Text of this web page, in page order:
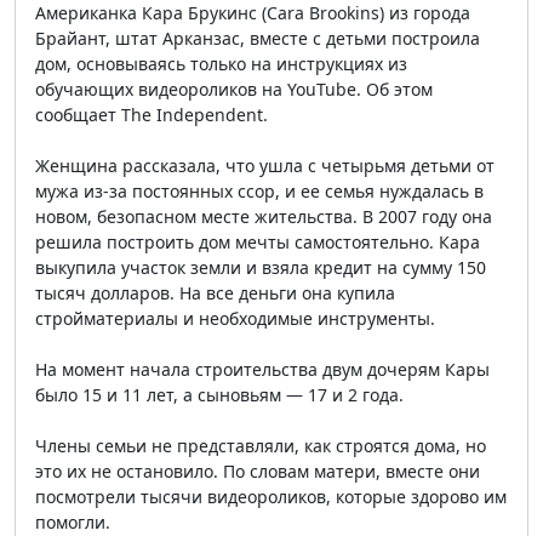
Американка Кара Брукинс (Cara Brookins) из города
Брайант, штат Арканзас, вместе с детьми построила
дом, основываясь только на инструкциях из
обучающих видеороликов на YouTube. Об этом
сообщает The Independent.
Женщина рассказала, что ушла с четырьмя детьми от
мужа из-за постоянных ссор, и ее семья нуждалась в
новом, безопасном месте жительства. В 2007 году она
решила построить дом мечты самостоятельно. Кара
выкупила участок земли и взяла кредит на сумму 150
тысяч долларов. На все деньги она купила
стройматериалы и необходимые инструменты.
На момент начала строительства двум дочерям Кары
было 15 и 11 лет, а сыновьям — 17 и 2 года.
Члены семьи не представляли, как строятся дома, но
это их не остановило. По словам матери, вместе они
посмотрели тысячи видеороликов, которые здорово им
помогли.